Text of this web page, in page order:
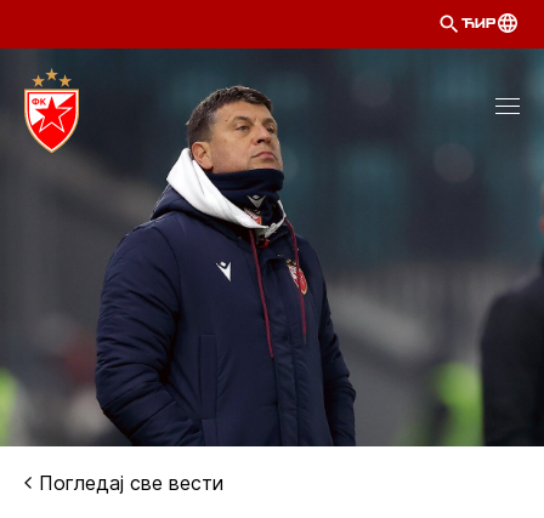
ЋИР
Погледај све вести